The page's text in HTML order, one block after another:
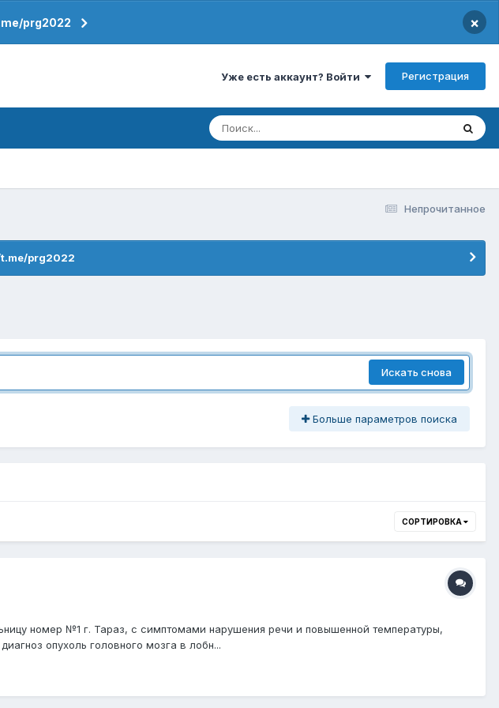
prg2022 ×
Уже есть аккаунт? Войти Регистрация
Непрочитанное
prg2022
Искать снова
Больше параметров поиска
СОРТИРОВКА
номер №1 г. Тараз, с симптомами нарушения речи и повышенной температуры,
опухоль головного мозга в лобн...